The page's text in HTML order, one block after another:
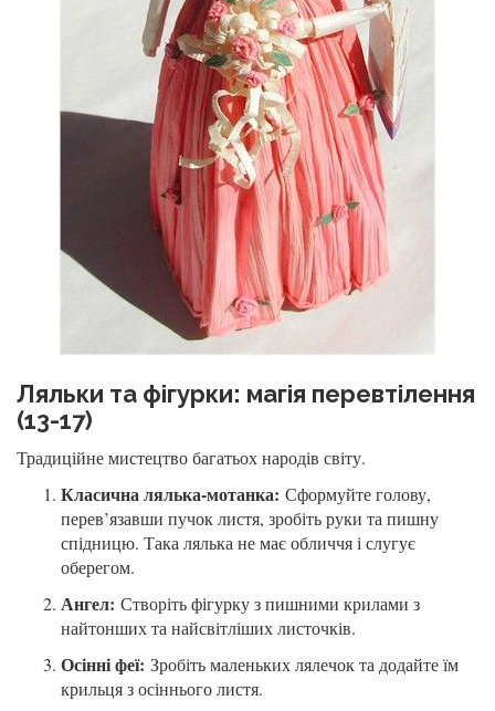
Ляльки та фігурки: магія перевтілення
(13-17)
Традиційне мистецтво багатьох народів світу.
Класична лялька-мотанка: Сформуйте голову,
перев’язавши пучок листя, зробіть руки та пишну
спідницю. Така лялька не має обличчя і слугує
оберегом.
Ангел: Створіть фігурку з пишними крилами з
найтонших та найсвітліших листочків.
Осінні феї: Зробіть маленьких лялечок та додайте їм
крильця з осіннього листя.